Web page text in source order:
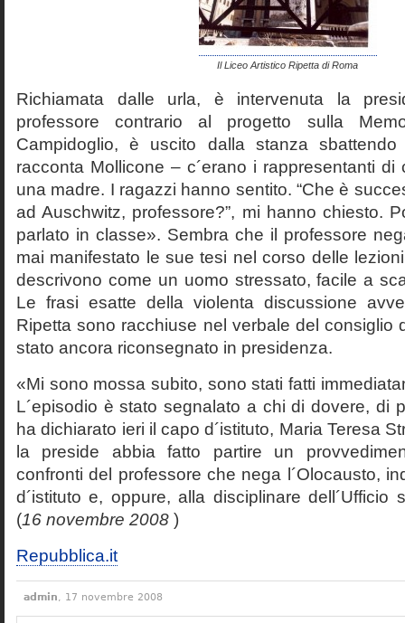
Il Liceo Artistico Ripetta di Roma
Richiamata dalle urla, è intervenuta la
professore contrario al progetto sulla
Campidoglio, è uscito dalla stanza
racconta Mollicone – c´erano i rappresentanti
una madre. I ragazzi hanno sentito. “Che è
ad Auschwitz, professore?”, mi hanno chiesto.
parlato in classe». Sembra che il professore
mai manifestato le sue tesi nel corso delle
descrivono come un uomo stressato, facile a
Le frasi esatte della violenta discussione
Ripetta sono racchiuse nel verbale del consiglio
stato ancora riconsegnato in presidenza.
«Mi sono mossa subito, sono stati fatti
L´episodio è stato segnalato a chi di dovere, di
ha dichiarato ieri il capo d´istituto, Maria Teresa
la preside abbia fatto partire un
confronti del professore che nega l´Olocausto,
d´istituto e, oppure, alla disciplinare dell´Ufficio
(16 novembre 2008 )
Repubblica.it
admin, 17 novembre 2008